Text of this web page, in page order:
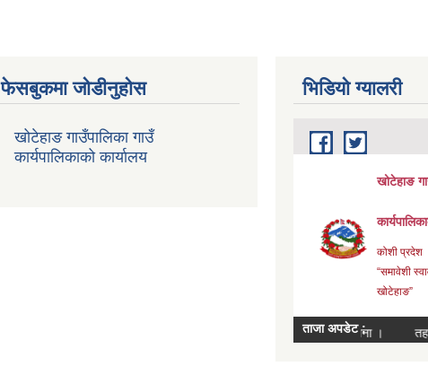
फेसबुकमा जोडीनुहोस
खोटेहाङ गाउँपालिका गाउँ
कार्यपालिकाको कार्यालय
भिडियाे ग्यालरी